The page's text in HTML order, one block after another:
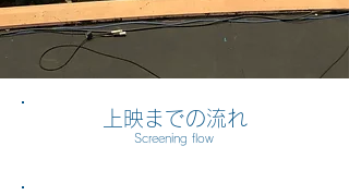
上映までの流れ
Screening flow